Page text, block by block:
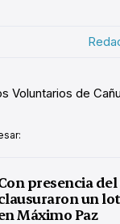
Voluntarios de
presencia del
un
Máximo Paz